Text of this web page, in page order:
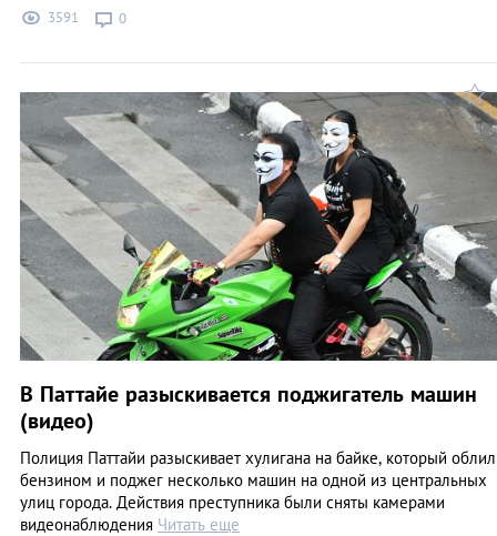
3591 0
В Паттайе разыскивается поджигатель машин
(видео)
Полиция Паттайи разыскивает хулигана на байке, который облил
бензином и поджег несколько машин на одной из центральных
улиц города. Действия преступника были сняты камерами
видеонаблюдения Читать еще